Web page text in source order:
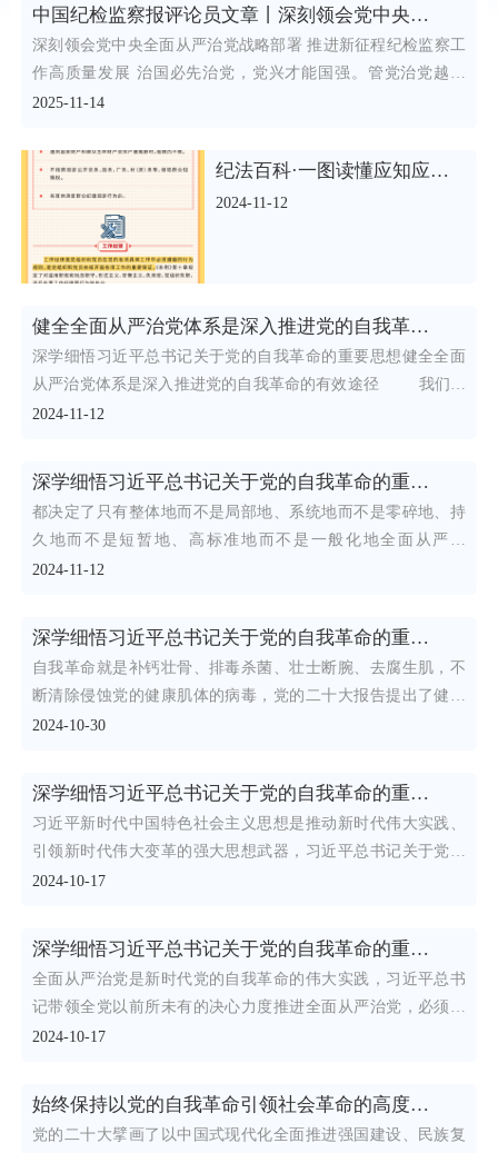
中国纪检监察报评论员文章丨深刻领会党中央全面从严治党战略部署推进新征程纪检监察工作高质量发展
深刻领会党中央全面从严治党战略部署 推进新征程纪检监察工
作高质量发展 治国必先治党，党兴才能国强。管党治党越有
效，经
2025-11-14
纪法百科·一图读懂应知应会党纪法规 《中国共产党纪律处分条例》
2024-11-12
健全全面从严治党体系是深入推进党的自我革命的有效途径
深学细悟习近平总书记关于党的自我革命的重要思想健全全面
从严治党体系是深入推进党的自我革命的有效途径 我们党
在刮骨
2024-11-12
深学细悟习近平总书记关于党的自我革命的重要思想构建全面从严治党体系具有全局性、开创性意义
都决定了只有整体地而不是局部地、系统地而不是零碎地、持
久地而不是短暂地、高标准地而不是一般化地全面从严治
党，“健全全
2024-11-12
深学细悟习近平总书记关于党的自我革命的重要思想不断提升党的自我净化、自我完善、自我革新、自我提高能力
自我革命就是补钙壮骨、排毒杀菌、壮士断腕、去腐生肌，不
断清除侵蚀党的健康肌体的病毒，党的二十大报告提出了健全
全面从严
2024-10-30
深学细悟习近平总书记关于党的自我革命的重要思想 在深化内化转化上持续用力
习近平新时代中国特色社会主义思想是推动新时代伟大实践、
引领新时代伟大变革的强大思想武器，习近平总书记关于党的
自我革命
2024-10-17
深学细悟习近平总书记关于党的自我革命的重要思想 牢牢把握深入推进党的自我革命的思路举措
全面从严治党是新时代党的自我革命的伟大实践，习近平总书
记带领全党以前所未有的决心力度推进全面从严治党，必须始
终坚持党
2024-10-17
始终保持以党的自我革命引领社会革命的高度自觉
党的二十大擘画了以中国式现代化全面推进强国建设、民族复